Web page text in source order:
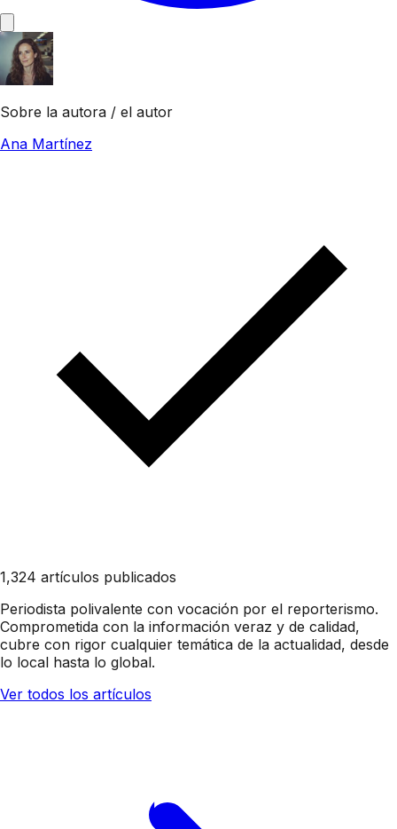
Sobre la autora / el autor
Ana Martínez
1,324 artículos publicados
Periodista polivalente con vocación por el reporterismo.
Comprometida con la información veraz y de calidad,
cubre con rigor cualquier temática de la actualidad, desde
lo local hasta lo global.
Ver todos los artículos